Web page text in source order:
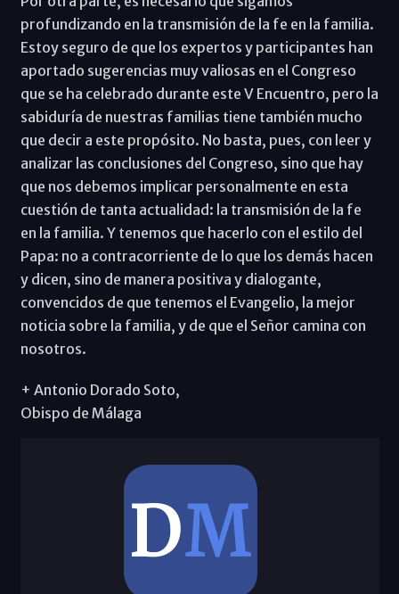
profundizando en la transmisión de la fe en la familia.
Estoy seguro de que los expertos y participantes han
aportado sugerencias muy valiosas en el Congreso
que se ha celebrado durante este V Encuentro, pero la
sabiduría de nuestras familias tiene también mucho
que decir a este propósito. No basta, pues, con leer y
analizar las conclusiones del Congreso, sino que hay
que nos debemos implicar personalmente en esta
cuestión de tanta actualidad: la transmisión de la fe
en la familia. Y tenemos que hacerlo con el estilo del
Papa: no a contracorriente de lo que los demás hacen
y dicen, sino de manera positiva y dialogante,
convencidos de que tenemos el Evangelio, la mejor
noticia sobre la familia, y de que el Señor camina con
nosotros.
+ Antonio Dorado Soto,
Obispo de Málaga